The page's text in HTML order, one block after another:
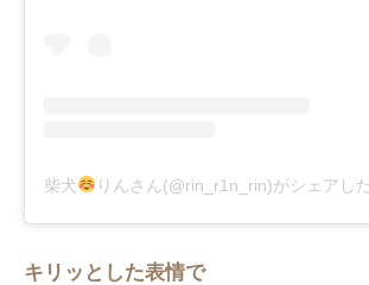
柴犬 りんさん(@rin_r1n_rin)がシェアし
キリッとした表情で